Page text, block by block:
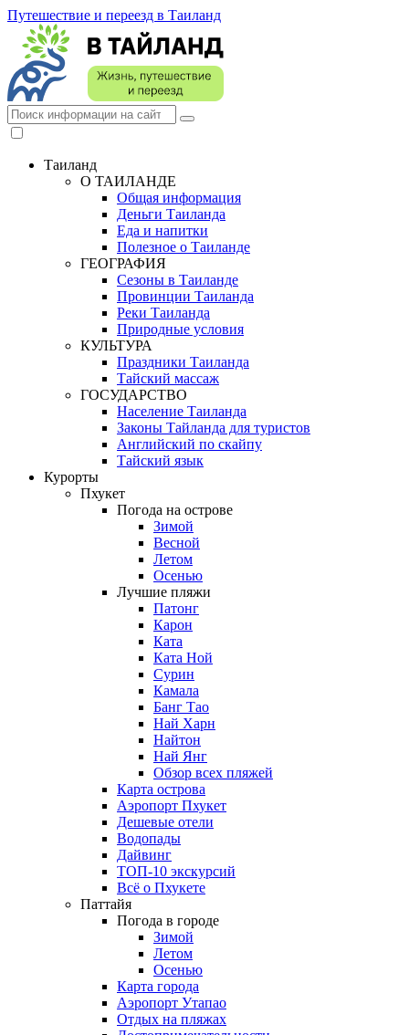
Путешествие и переезд в Таиланд
Таиланд
О ТАИЛАНДЕ
Общая информация
Деньги Таиланда
Еда и напитки
Полезное о Таиланде
ГЕОГРАФИЯ
Сезоны в Таиланде
Провинции Таиланда
Реки Таиланда
Природные условия
КУЛЬТУРА
Праздники Таиланда
Тайский массаж
ГОСУДАРСТВО
Население Таиланда
Законы Тайланда для туристов
Английский по скайпу
Тайский язык
Курорты
Пхукет
Погода на острове
Зимой
Весной
Летом
Осенью
Лучшие пляжи
Патонг
Карон
Ката
Ката Ной
Сурин
Камала
Банг Тао
Най Харн
Найтон
Най Янг
Обзор всех пляжей
Карта острова
Аэропорт Пхукет
Дешевые отели
Водопады
Дайвинг
ТОП-10 экскурсий
Всё о Пхукете
Паттайя
Погода в городе
Зимой
Летом
Осенью
Карта города
Аэропорт Утапао
Отдых на пляжах